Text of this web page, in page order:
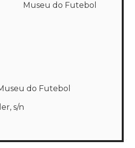
do Futebol
s/n
Museu do Futebol